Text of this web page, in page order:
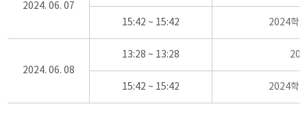
2024. 06. 07
15:42 ~ 15:42 2024학
2024. 06. 08
13:28 ~ 13:28
15:42 ~ 15:42 2024학